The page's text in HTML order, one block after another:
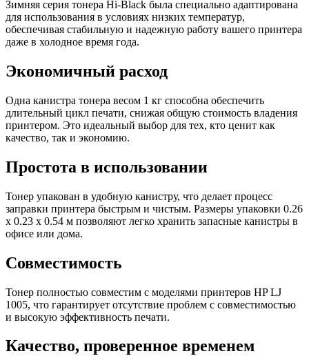
Зимняя серия тонера Hi-Black была специально адаптирована
для использования в условиях низких температур,
обеспечивая стабильную и надежную работу вашего принтера
даже в холодное время года.
Экономичный расход
Одна канистра тонера весом 1 кг способна обеспечить
длительный цикл печати, снижая общую стоимость владения
принтером. Это идеальный выбор для тех, кто ценит как
качество, так и экономию.
Простота в использовании
Тонер упакован в удобную канистру, что делает процесс
заправки принтера быстрым и чистым. Размеры упаковки 0.26
x 0.23 x 0.54 м позволяют легко хранить запасные канистры в
офисе или дома.
Совместимость
Тонер полностью совместим с моделями принтеров HP LJ
1005, что гарантирует отсутствие проблем с совместимостью
и высокую эффективность печати.
Качество, проверенное временем